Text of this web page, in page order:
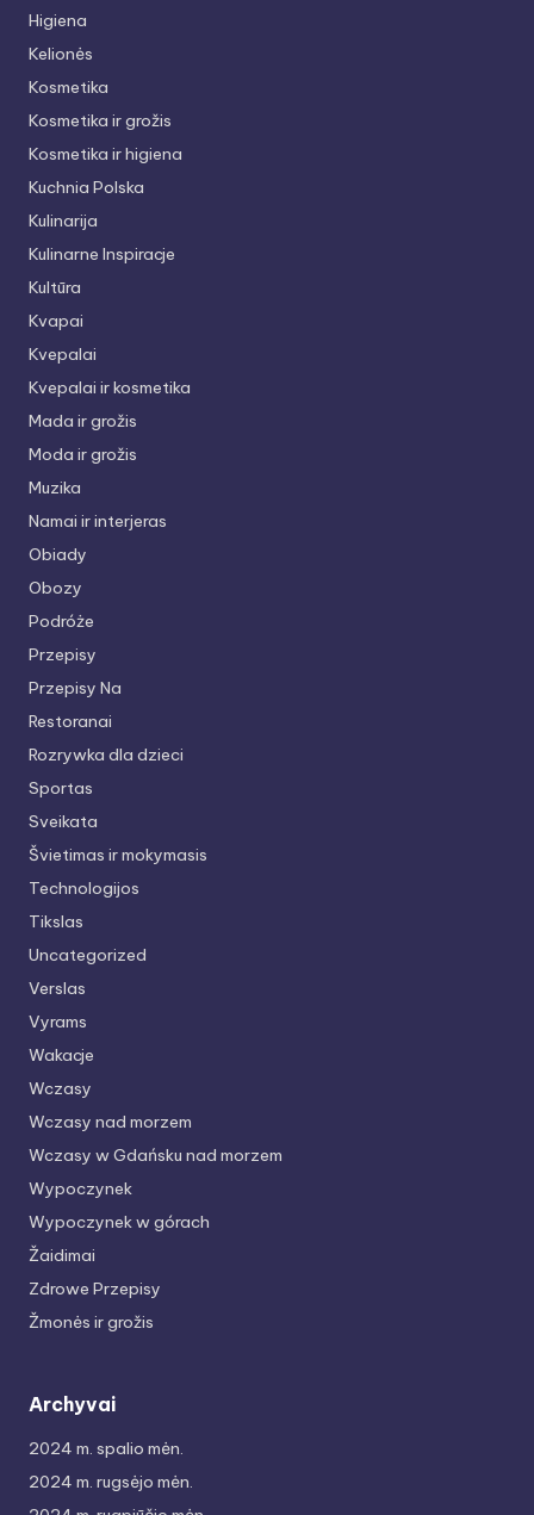
Higiena
Kelionės
Kosmetika
Kosmetika ir grožis
Kosmetika ir higiena
Kuchnia Polska
Kulinarija
Kulinarne Inspiracje
Kultūra
Kvapai
Kvepalai
Kvepalai ir kosmetika
Mada ir grožis
Moda ir grožis
Muzika
Namai ir interjeras
Obiady
Obozy
Podróże
Przepisy
Przepisy Na
Restoranai
Rozrywka dla dzieci
Sportas
Sveikata
Švietimas ir mokymasis
Technologijos
Tikslas
Uncategorized
Verslas
Vyrams
Wakacje
Wczasy
Wczasy nad morzem
Wczasy w Gdańsku nad morzem
Wypoczynek
Wypoczynek w górach
Žaidimai
Zdrowe Przepisy
Žmonės ir grožis
Archyvai
2024 m. spalio mėn.
2024 m. rugsėjo mėn.